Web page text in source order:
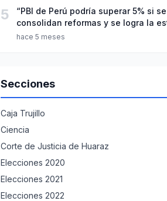
5
“PBI de Perú podría superar 5% si se
consolidan reformas y se logra la
hace 5 meses
Secciones
Caja Trujillo
Ciencia
Corte de Justicia de Huaraz
Elecciones 2020
Elecciones 2021
Elecciones 2022